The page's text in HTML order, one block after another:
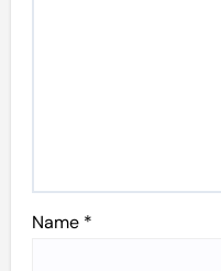
Name *